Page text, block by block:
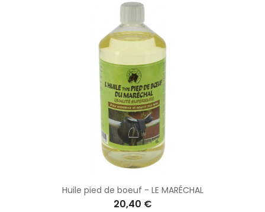
Huile pied de boeuf - LE MARÉCHAL
20,40 €